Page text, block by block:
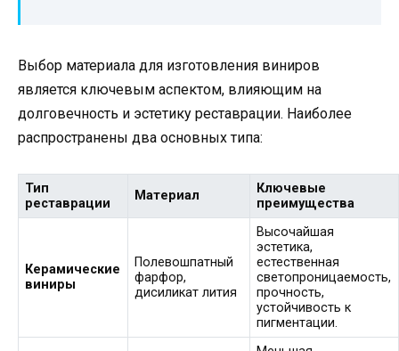
Выбор материала для изготовления виниров
является ключевым аспектом, влияющим на
долговечность и эстетику реставрации. Наиболее
распространены два основных типа:
Тип
реставрации
Материал
Ключевые
преимущества
Керамические
виниры
Полевошпатный
фарфор,
дисиликат лития
Высочайшая
эстетика,
естественная
светопроницаемость,
прочность,
устойчивость к
пигментации.